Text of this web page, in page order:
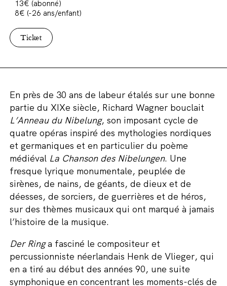
13€ (abonné)
8€ (-26 ans/enfant)
Ticket
En près de 30 ans de labeur étalés sur une bonne
partie du XIXe siècle, Richard Wagner bouclait
L’Anneau du Nibelung, son imposant cycle de
quatre opéras inspiré des mythologies nordiques
et germaniques et en particulier du poème
médiéval La Chanson des Nibelungen. Une
fresque lyrique monumentale, peuplée de
sirènes, de nains, de géants, de dieux et de
déesses, de sorciers, de guerrières et de héros,
sur des thèmes musicaux qui ont marqué à jamais
l’histoire de la musique.
Der Ringa fasciné le compositeur et
percussionniste néerlandais Henk de Vlieger, qui
en a tiré au début des années 90, une suite
symphonique en concentrant les moments-clés de